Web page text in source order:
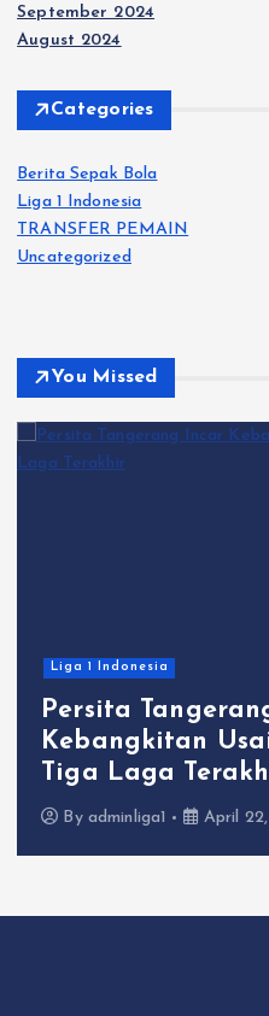
September 2024
August 2024
Categories
Berita Sepak Bola
Liga 1 Indonesia
TRANSFER PEMAIN
Uncategorized
You Missed
Liga 1 Indonesia
Persita
Kebangkitan
Tiga Laga
By adminliga1 April